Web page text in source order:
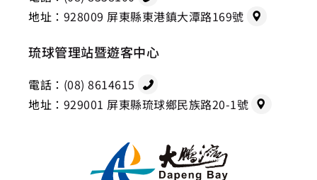
地址： 928009 屏東縣東港鎮大潭路169號
琉球管理站暨遊客中心
電話： (08) 8614615
地址： 929001 屏東縣琉球鄉民族路20-1號